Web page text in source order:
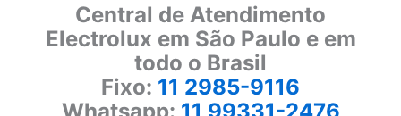
Central de Atendimento
Electrolux em São Paulo e em
todo o Brasil
Fixo: 11 2985-9116